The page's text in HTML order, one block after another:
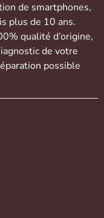
de smartphones,
plus de 10 ans.
qualité d’origine,
de votre
possible